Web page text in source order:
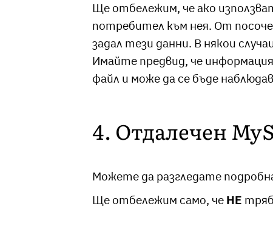
Ще отбележим, че ако
потребител към нея. От
задал тези данни. В някои
Имайте предвид, че
файл и може да се бъде
4. Отдалечен
Можете да разгледате
Ще отбележим само, че НЕ